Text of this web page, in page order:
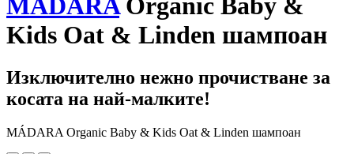
MÁDARAOrganic Baby &
Kids Oat & Linden шампоан
Изключително нежно прочистване за
косата на най-малките!
MÁDARA Organic Baby & Kids Oat & Linden шампоан